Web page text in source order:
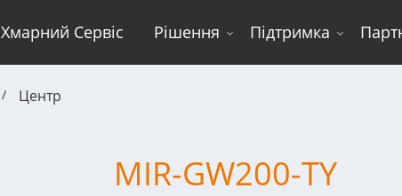
Хмарний Сервіс Рішення Підтримка
Центр
MIR-GW200-TY